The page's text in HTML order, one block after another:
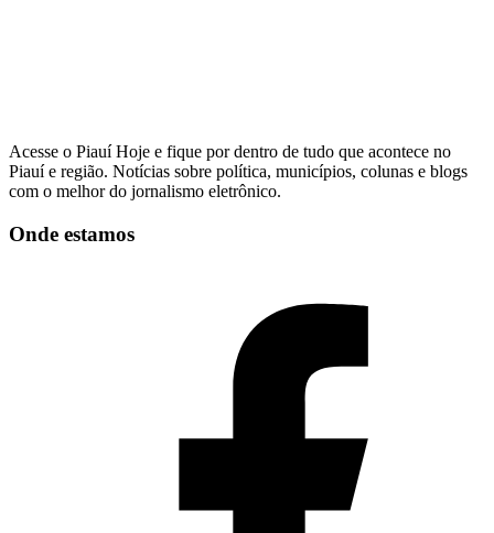
Acesse o Piauí Hoje e fique por dentro de tudo que acontece no
Piauí e região. Notícias sobre política, municípios, colunas e blogs
com o melhor do jornalismo eletrônico.
Onde estamos